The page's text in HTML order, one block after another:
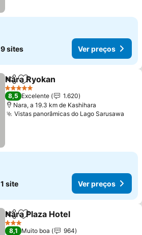
9 sites Ver preços
PartilharAdicionar aos favoritos
Nara Ryokan
5 Estrelas
8,5 Excelente
1.620
Nara, a 19.3 km de Kashihara
Vistas panorâmicas do Lago Sarusawa
1 site Ver preços
PartilharAdicionar aos favoritos
Nara Plaza Hotel
3 Estrelas
8,1 Muito boa
964